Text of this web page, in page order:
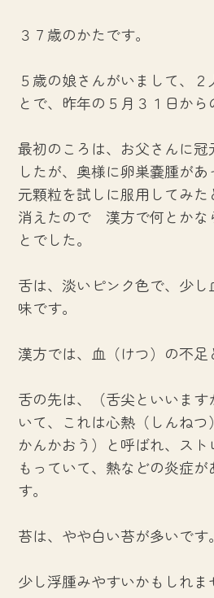
３７歳のかたです。
５歳の娘さんがいまして、
とで、昨年の５月３１日から
最初のころは、お父さんに
したが、奥様に卵巣嚢腫が
元顆粒を試しに服用してみ
消えたので 漢方で何とかな
とでした。
舌は、淡いピンク色で、少
味です。
漢方では、血（けつ）の不足
舌の先は、（舌尖といいます
いて、これは心熱（しんね
かんかおう）と呼ばれ、スト
もっていて、熱などの炎症が
す。
苔は、やや白い苔が多いです。
少し浮腫みやすいかもしれま